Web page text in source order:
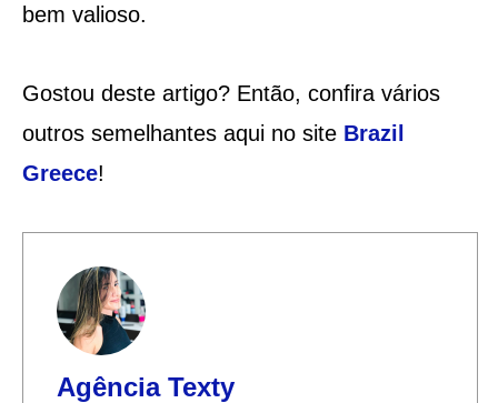
bem valioso.
Gostou deste artigo? Então, confira vários
outros semelhantes aqui no site Brazil
Greece!
Agência Texty